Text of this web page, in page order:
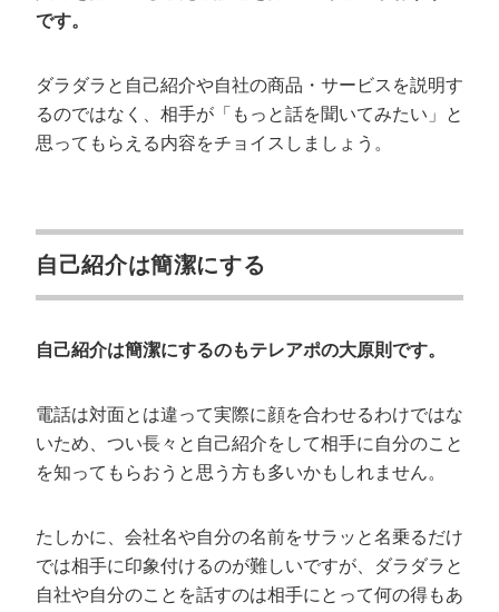
です。
ダラダラと自己紹介や自社の商品・サービスを説明す
るのではなく、相手が「もっと話を聞いてみたい」と
思ってもらえる内容をチョイスしましょう。
自己紹介は簡潔にする
自己紹介は簡潔にするのもテレアポの大原則です。
電話は対面とは違って実際に顔を合わせるわけではな
いため、つい長々と自己紹介をして相手に自分のこと
を知ってもらおうと思う方も多いかもしれません。
たしかに、会社名や自分の名前をサラッと名乗るだけ
では相手に印象付けるのが難しいですが、ダラダラと
自社や自分のことを話すのは相手にとって何の得もあ